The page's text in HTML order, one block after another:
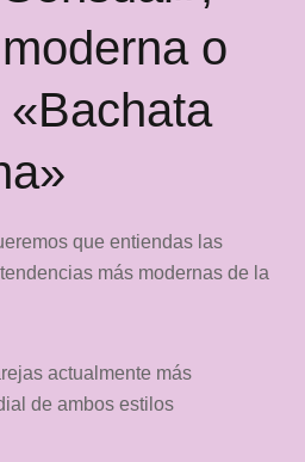
o
que entiendas las
más modernas de la
actualmente más
de ambos estilos